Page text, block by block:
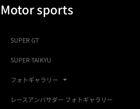
Motor sports
SUPER GT
SUPER TAIKYU
フォトギャラリー
レースアンバサダー フォトギャラリー